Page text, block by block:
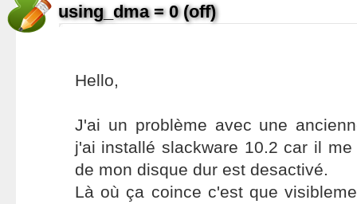
using_dma = 0 (off)
Hello,
J'ai un problème avec une
j'ai installé slackware 10.2 car il
de mon disque dur est desactivé.
Là où ça coince c'est que